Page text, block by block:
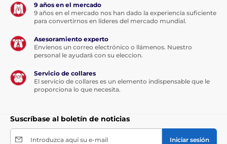
9 años en el mercado
9 años en el mercado nos han dado la experiencia suficiente
para convertirnos en líderes del mercado mundial.
Asesoramiento experto
Envíenos un correo electrónico o llámenos. Nuestro
personal le ayudará con su eleccion.
Servicio de collares
El servicio de collares es un elemento indispensable que le
proporciona lo que necesita.
Suscríbase al boletín de noticias
Introduzca aquí su e-mail Iniciar sesión